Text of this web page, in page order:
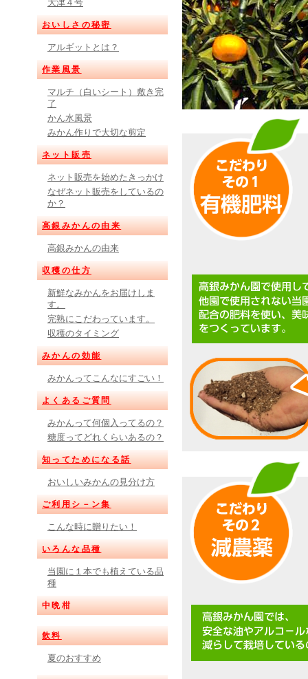
大津４号
おいしさの秘密
アルギットとは？
作業風景
マルチ（白いシート）敷き完
了
かん水風景
みかん作りで大切な剪定
ネット販売
ネット販売を始めたきっかけ
なぜネット販売をしているの
か？
高銀みかんの由来
高銀みかんの由来
収穫の仕方
新鮮なみかんをお届けしま
す。
完熟にこだわっています。
収穫のタイミング
みかんの効能
みかんってこんなにすごい！
よくあるご質問
みかんって何個入ってるの？
糖度ってどれくらいあるの？
知ってためになる話
おいしいみかんの見分け方
ご利用シ－ン集
こんな時に贈りたい！
いろんな品種
当園に１本でも植えている品
種
中晩柑
飲料
夏のおすすめ